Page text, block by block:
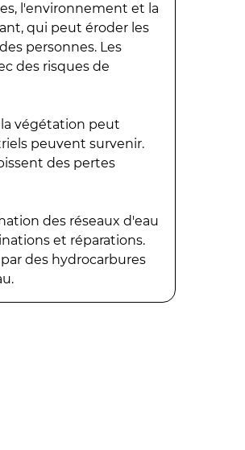
l'environnement et la
qui peut éroder les
personnes. Les
des risques de
végétation peut
peuvent survenir.
des pertes
des réseaux d'eau
et réparations.
des hydrocarbures